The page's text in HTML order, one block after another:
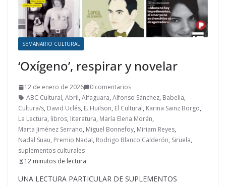
SEMANARIO CULTURAL
‘Oxígeno’, respirar y novelar
12 de enero de 2026
0 comentarios
ABC Cultural, Abril, Alfaguara, Alfonso Sánchez, Babelia,
Cultura/s, David Uclés, E. Huilson, El Cultural, Karina Sainz Borgo,
La Lectura, libros, literatura, María Elena Morán,
Marta Jiménez Serrano, Miguel Bonnefoy, Miriam Reyes,
Nadal Suau, Premio Nadal, Rodrigo Blanco Calderón, Siruela,
suplementos culturales
12 minutos de lectura
UNA LECTURA PARTICULAR DE SUPLEMENTOS